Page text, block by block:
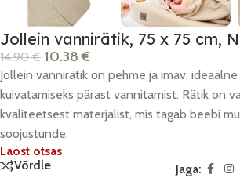
Jollein vannirätik, 75 x 75 cm,
14.90€ 10.38€
Jollein vannirätik on pehme ja imav,
kuivatamiseks pärast vannitamist. Rätik on
kvaliteetsest materjalist, mis tagab beebi
soojustunde.
Laost otsas
Võrdle
Jaga: